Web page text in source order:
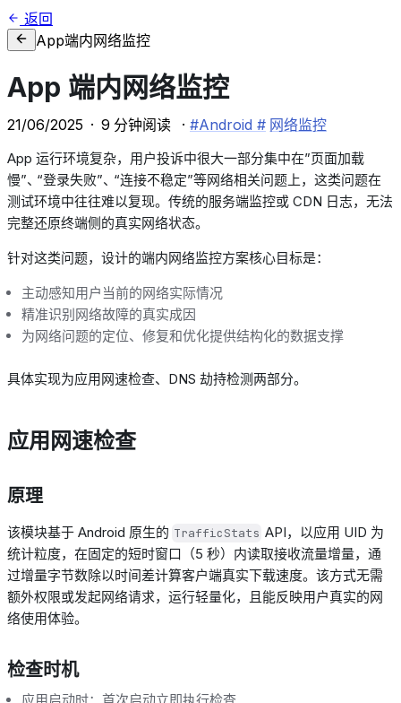
返回
App端内网络监控
App 端内网络监控
21/06/2025 · 9 分钟阅读 · #Android # 网络监控
App 运行环境复杂，用户投诉中很大一部分集中在”页面加载
慢”、“登录失败”、“连接不稳定”等网络相关问题上，这类问题在
测试环境中往往难以复现。传统的服务端监控或 CDN 日志，无法
完整还原终端侧的真实网络状态。
针对这类问题，设计的端内网络监控方案核心目标是：
主动感知用户当前的网络实际情况
精准识别网络故障的真实成因
为网络问题的定位、修复和优化提供结构化的数据支撑
具体实现为应用网速检查、 DNS 劫持检测两部分。
应用网速检查
原理
该模块基于 Android 原生的 TrafficStats API，以应用 UID 为
统计粒度，在固定的短时窗口（5 秒）内读取接收流量增量，通
过增量字节数除以时间差计算客户端真实下载速度。该方式无需
额外权限或发起网络请求，运行轻量化，且能反映用户真实的网
络使用体验。
检查时机